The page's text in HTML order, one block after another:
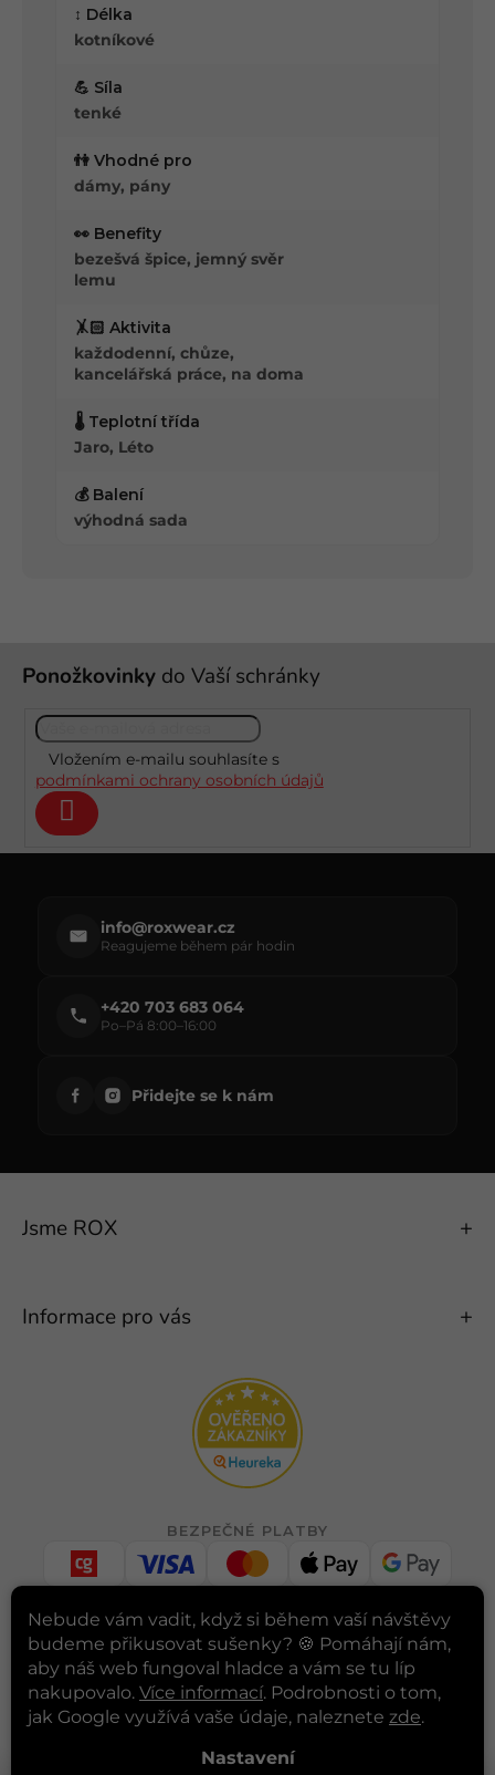
Nebude vám vadit, když si během vaší návštěvy
budeme přikusovat sušenky? 🍪 Pomáhají nám,
aby náš web fungoval hladce a vám se tu líp
nakupovalo. Více informací. Podrobnosti o tom,
jak Google využívá vaše údaje, naleznete zde.
Nastavení
↕️ Délka
kotníkové
💪 Síla
tenké
👫 Vhodné pro
dámy, pány
👀 Benefity
bezešvá špice, jemný svěr
lemu
🤸🏻 Aktivita
každodenní, chůze,
kancelářská práce, na doma
🌡️ Teplotní třída
Jaro, Léto
💰 Balení
výhodná sada
Ponožkovinky do Vaší schránky
Vložením e-mailu souhlasíte s
podmínkami ochrany osobních údajů
Přihlásit
info@roxwear.cz
Reagujeme během pár hodin
+420 703 683 064
Po–Pá 8:00–16:00
Přidejte se k nám
Jsme ROX
Informace pro vás
BEZPEČNÉ PLATBY
RYCHLÉ DORUČENÍ
INSTAGRAM